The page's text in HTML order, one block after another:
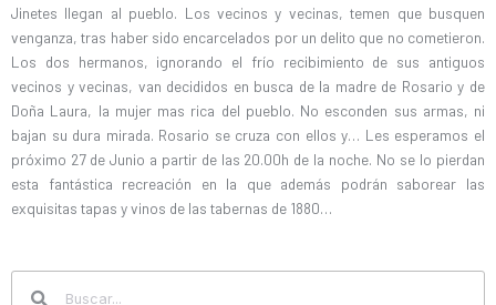
Jinetes llegan al pueblo. Los vecinos y vecinas, temen que busquen
venganza, tras haber sido encarcelados por un delito que no cometieron.
Los dos hermanos, ignorando el frío recibimiento de sus antiguos
vecinos y vecinas, van decididos en busca de la madre de Rosario y de
Doña Laura, la mujer mas rica del pueblo. No esconden sus armas, ni
bajan su dura mirada. Rosario se cruza con ellos y… Les esperamos el
próximo 27 de Junio a partir de las 20.00h de la noche. No se lo pierdan
esta fantástica recreación en la que además podrán saborear las
exquisitas tapas y vinos de las tabernas de 1880…